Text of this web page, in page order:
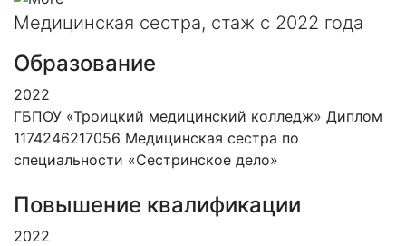
Медицинская сестра, стаж с 2022 года
Образование
2022
ГБПОУ «Троицкий медицинский колледж» Диплом
1174246217056 Медицинская сестра по
специальности «Сестринское дело»
Повышение квалификации
2022